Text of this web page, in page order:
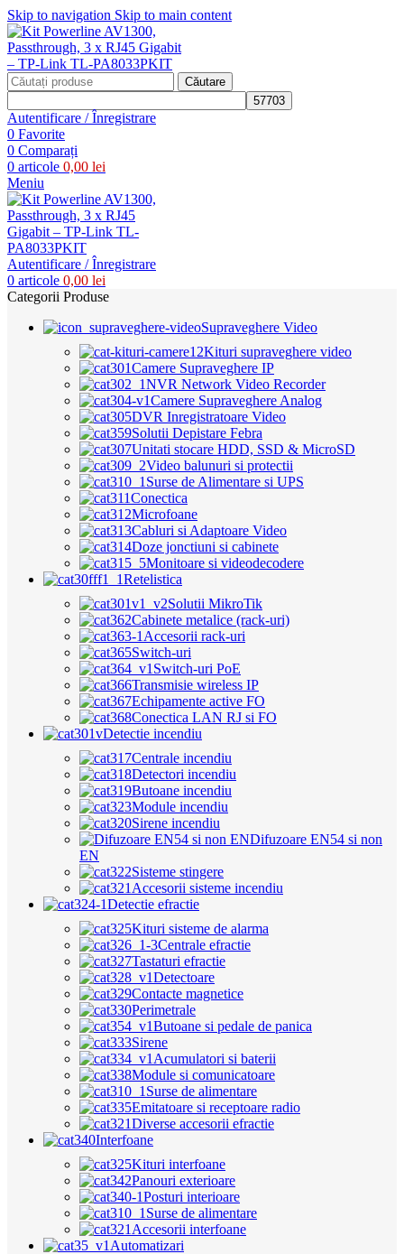
Skip to navigation Skip to main content
Căutare
Autentificare / Înregistrare
0 Favorite
0 Comparați
0 articole 0,00 lei
Meniu
Autentificare / Înregistrare
0 articole 0,00 lei
Categorii Produse
Supraveghere Video
Kituri supraveghere video
Camere Supraveghere IP
NVR Network Video Recorder
Camere Supraveghere Analog
DVR Inregistratoare Video
Solutii Depistare Febra
Unitati stocare HDD, SSD & MicroSD
Video balunuri si protectii
Surse de Alimentare si UPS
Conectica
Microfoane
Cabluri si Adaptoare Video
Doze jonctiuni si cabinete
Monitoare si videodecodere
Retelistica
Solutii MikroTik
Cabinete metalice (rack-uri)
Accesorii rack-uri
Switch-uri
Switch-uri PoE
Transmisie wireless IP
Echipamente active FO
Conectica LAN RJ si FO
Detectie incendiu
Centrale incendiu
Detectori incendiu
Butoane incendiu
Module incendiu
Sirene incendiu
Difuzoare EN54 si non
EN
Sisteme stingere
Accesorii sisteme incendiu
Detectie efractie
Kituri sisteme de alarma
Centrale efractie
Tastaturi efractie
Detectoare
Contacte magnetice
Perimetrale
Butoane si pedale de panica
Sirene
Acumulatori si baterii
Module si comunicatoare
Surse de alimentare
Emitatoare si receptoare radio
Diverse accesorii efractie
Interfoane
Kituri interfoane
Panouri exterioare
Posturi interioare
Surse de alimentare
Accesorii interfoane
Automatizari